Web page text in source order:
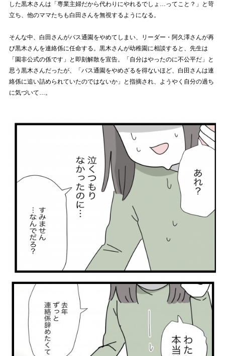
した黒木さんは「専業主婦だから代わりにやれるでしょ…ってこと？」と苛
立ち、他のママたちも白田さんを無視するようになる。
そんな中、白田さんがバス通園をやめてしまい、リーダー・阿久澤さんが再
び黒木さんを連絡係に任命する。黒木さんが幼稚園に相談すると、先生は
「園非公式の係です」と即刻解散を宣告。「自分はやったのに不公平だ」と
思う黒木さんだったが、「バス通園をやめざるを得ないほど、白田さんは連
絡係に追い詰められていたのではないか」と指摘され、ようやく自分の過ち
に気づいて…。